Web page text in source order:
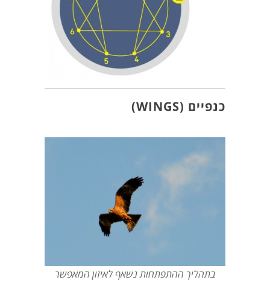
כנפיים (WINGS)
בתהליך ההתפתחות נשאף לאיזון המאפשר